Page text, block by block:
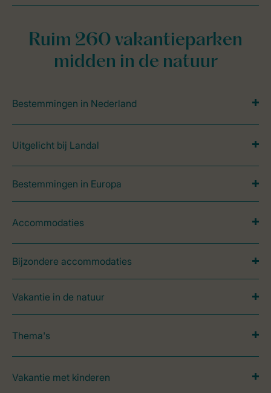
Ruim 260 vakantieparken
midden in de natuur
Bestemmingen in Nederland
Uitgelicht bij Landal
Bestemmingen in Europa
Accommodaties
Bijzondere accommodaties
Vakantie in de natuur
Thema's
Vakantie met kinderen